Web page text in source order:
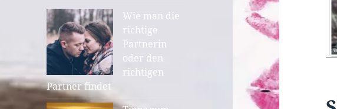
Wie man die
richtige
Partnerin
oder den
richtigen
Partner findet
XourCe